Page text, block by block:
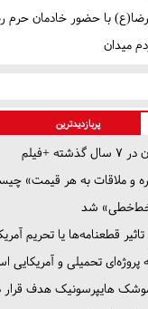
رضا(ع) با حضور خادمان حرم
میدان
پربازدیدترین
+فیلم
و ملاقات به هر قیمت»
شد
قطعنامه‌ها یا تحریم‌
پروژه‌ای تحمیلی و آمریکایی
موشک هایپرسونیک هدف قرار